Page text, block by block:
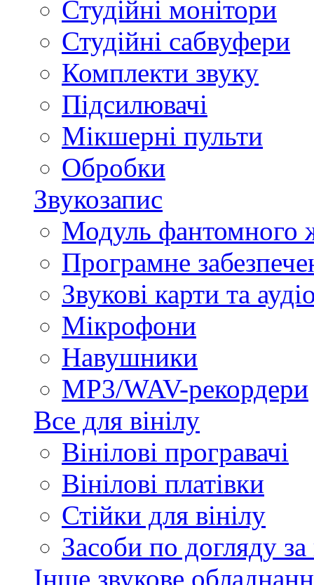
Студійні монітори
Студійні сабвуфери
Комплекти звуку
Підсилювачі
Мікшерні пульти
Обробки
Звукозапис
Модуль фантомного
Програмне
Звукові карти та
Мікрофони
Навушники
MP3/WAV-рекордери
Все для вінілу
Вінілові програвачі
Вінілові платівки
Стійки для вінілу
Засоби по догляду за
Інше звукове